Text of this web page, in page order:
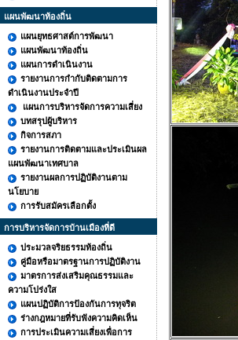
แผนพัฒนาท้องถิ่น
แผนยุทธศาสต์การพัฒนา
แผนพัฒนาท้องถิ่น
แผนการดำเนินงาน
รายงานการกำกับติดตามการ
ดำเนินงานประจำปี
แผนการบริหารจัดการความเสี่ยง
บทสรุปผู้บริหาร
กิจการสภา
รายงานการติดตามและประเมินผล
แผนพัฒนาเทศบาล
รายงานผลการปฏิบัติงานตาม
นโยบาย
การรับสมัครเลือกตั้ง
การบริหารจัดการบ้านเมืองที่ดี
ประมวลจริยธรรมท้องถิ่น
คู่มือหรือมาตรฐานการปฏิบัติงาน
มาตรการส่งเสริมคุณธรรมและ
ความโปร่งใส
แผนปฏิบัติการป้องกันการทุจริต
ร่างกฎหมายที่รับฟังความคิดเห็น
การประเมินความเสี่ยงเพื่อการ